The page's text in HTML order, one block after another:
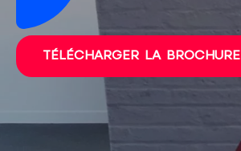
TÉLÉCHARGER LA BROCHURE